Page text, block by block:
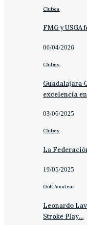
Clubes
FMG y
06/04/2026
Clubes
Guadalajara
excelencia
03/06/2025
Clubes
La
19/05/2025
Golf Amateur
Leonardo
Stroke Play…